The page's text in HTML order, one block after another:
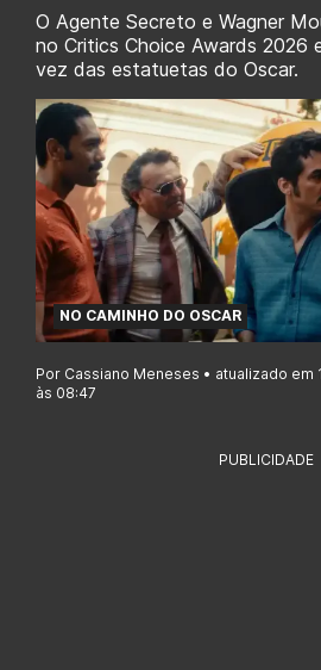
O Agente Secreto e Wagner
no Critics Choice Awards 2026
vez das estatuetas do Oscar.
NO CAMINHO DO OSCAR
Por Cassiano Meneses • atualizado
às 08:47
PUBLICIDADE